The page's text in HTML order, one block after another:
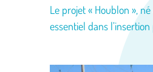
Le projet « Houblon »,
essentiel dans